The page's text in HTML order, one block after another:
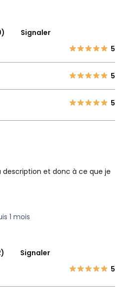
Signaler
5
5
5
description et donc à ce que je
1 mois
Signaler
5